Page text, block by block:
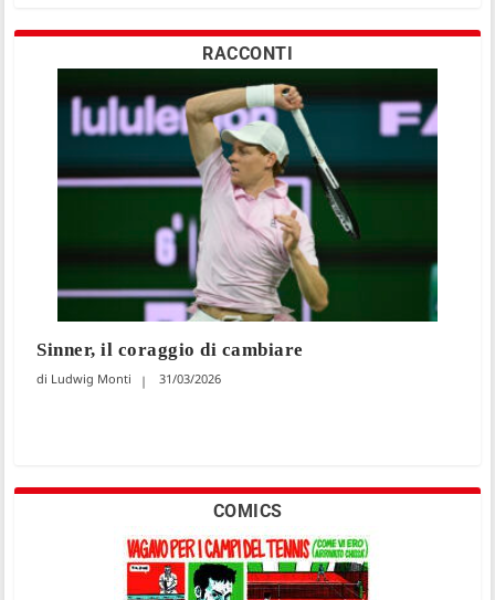
RACCONTI
Sinner, il coraggio di cambiare
Ludwig Monti 31/03/2026
COMICS